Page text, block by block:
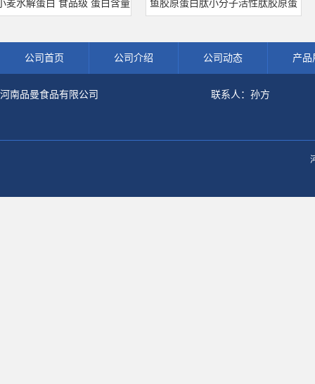
水解蛋白 食品级 蛋白含量 鱼胶原蛋白肽小分子活性肽胶原蛋
公司首页 公司介绍 公司动态 产品
河南品曼食品有限公司 联系人：孙方